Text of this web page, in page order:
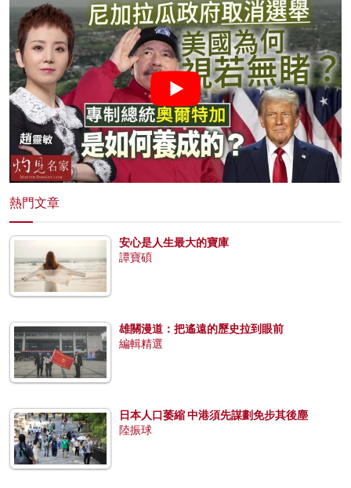
熱門文章
安心是人生最大的寶庫
譚寶碩
雄關漫道：把遙遠的歷史拉到眼前
編輯精選
日本人口萎縮 中港須先謀劃免步其後塵
陸振球